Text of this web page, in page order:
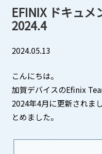
EMSサポートビジネス
その他製品
三菱電機
Nordic
三菱電機
プライバシーポリシー
展示会・セミナー情報
新卒採用
中途採用
お問
EFINIX ドキュ
2024.4
2024.05.13
こんにちは。
加賀デバイスのEfinix
2024年4月に更新されま
とめました。